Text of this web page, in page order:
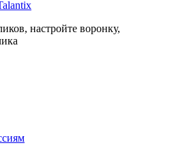
настройте воронку,